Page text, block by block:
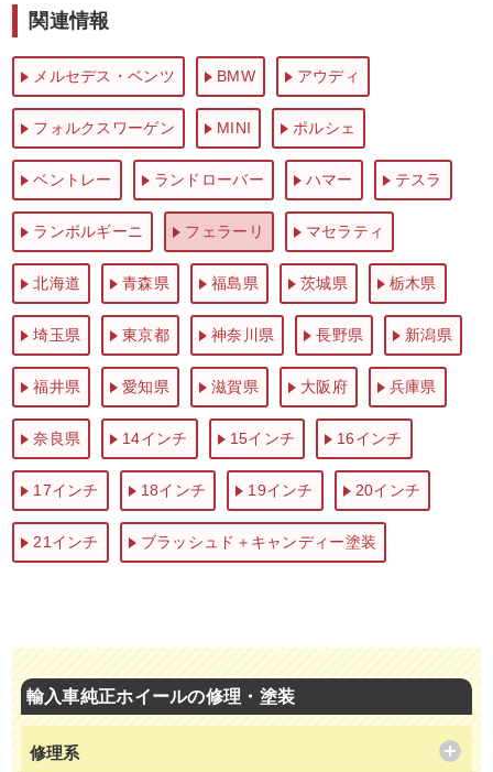
関連情報
メルセデス・ベンツ BMW アウディ
フォルクスワーゲン MINI ポルシェ
ベントレー ランドローバー ハマー テスラ
ランボルギーニ フェラーリ マセラティ
北海道 青森県 福島県 茨城県 栃木県
埼玉県 東京都 神奈川県 長野県 新潟県
福井県 愛知県 滋賀県 大阪府 兵庫県
奈良県 14インチ 15インチ 16インチ
17インチ 18インチ 19インチ 20インチ
21インチ ブラッシュド＋キャンディー塗装
輸入車純正ホイールの修理・塗装
修理系